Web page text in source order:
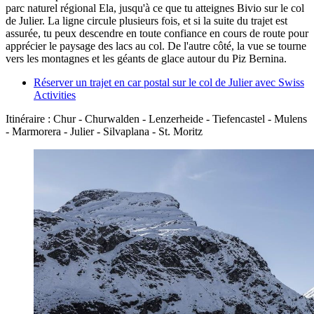
parc naturel régional Ela, jusqu'à ce que tu atteignes Bivio sur le col
de Julier. La ligne circule plusieurs fois, et si la suite du trajet est
assurée, tu peux descendre en toute confiance en cours de route pour
apprécier le paysage des lacs au col. De l'autre côté, la vue se tourne
vers les montagnes et les géants de glace autour du Piz Bernina.
Réserver un trajet en car postal sur le col de Julier avec Swiss
Activities
Itinéraire : Chur - Churwalden - Lenzerheide - Tiefencastel - Mulens
- Marmorera - Julier - Silvaplana - St. Moritz